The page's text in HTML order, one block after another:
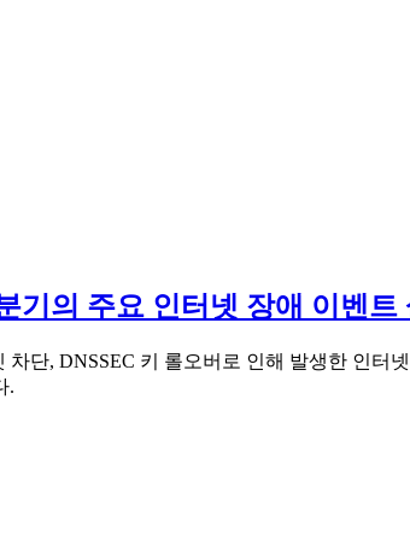
기의 주요 인터넷 장애 이벤트
차단, DNSSEC 키 롤오버로 인해 발생한 인
.